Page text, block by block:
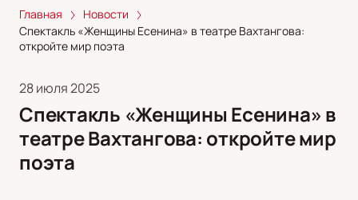
Главная
Новости
Спектакль «Женщины Есенина» в театре Вахтангова:
откройте мир поэта
28 июля 2025
Спектакль «Женщины Есенина» в
театре Вахтангова: откройте мир
поэта